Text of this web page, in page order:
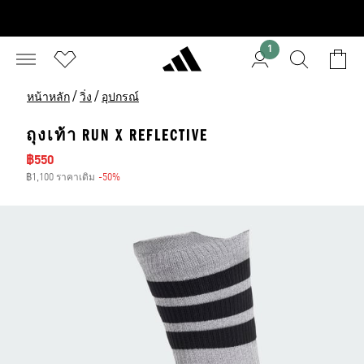
1
หน้าหลัก / วิ่ง / อุปกรณ์
ถุงเท้า RUN X REFLECTIVE
ราคาลด
฿550
฿1,100 ราคาเดิม -50%